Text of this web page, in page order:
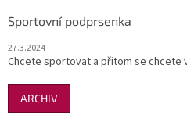
Sportovní podprsenka
27.3.2024
Chcete sportovat a přitom se chcete
ARCHIV